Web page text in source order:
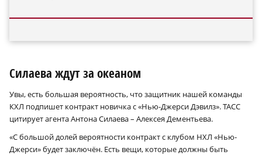
Силаева ждут за океаном
Увы, есть большая вероятность, что защитник нашей команды
КХЛ подпишет контракт новичка с «Нью-Джерси Дэвилз». ТАСС
цитирует агента Антона Силаева – Алексея Дементьева.
«С большой долей вероятности контракт с клубом НХЛ «Нью-
Джерси» будет заключён. Есть вещи, которые должны быть